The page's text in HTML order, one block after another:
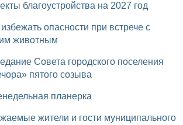
благоустройства на 2027 год
животным
пятого созыва
планерка